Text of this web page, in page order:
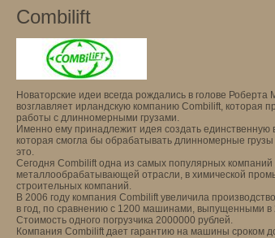
Combilift
Новаторские идеи всегда рождались в голове
возглавляет ирландскую компанию Combilift, которая
работы с длинномерными грузами.
Именно ему принадлежит идея создать
которая смогла бы обрабатывать длинномерные
это.
Сегодня Combilift одна из самых популярных
металлообрабатывающей отрасли, в химической
строительных компаний.
В 2006 году компания Combilift увеличила
в год, по сравнению с 1200 машинами, выпущенными в
Стоимость одного погрузчика 2000000 рублей.
Компания Combilift дает гарантию на машины сроком